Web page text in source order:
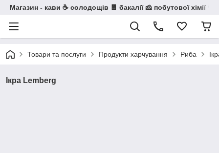
Магазин - кави ☕ солодощів 🍫 бакалії 🧀 побутової хімії 🧼
Товари та послуги Продукти харчування Риба
Ікра Lemberg